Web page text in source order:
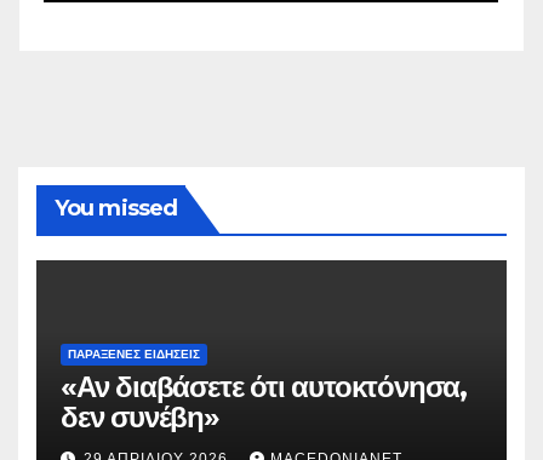
You missed
ΠΑΡΆΞΕΝΕΣ ΕΙΔΉΣΕΙΣ
«Αν διαβάσετε ότι αυτοκτόνησα,
δεν συνέβη»